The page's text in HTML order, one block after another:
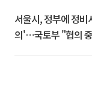
서울시, 정부에 정비
의'⋯국토부 "협의